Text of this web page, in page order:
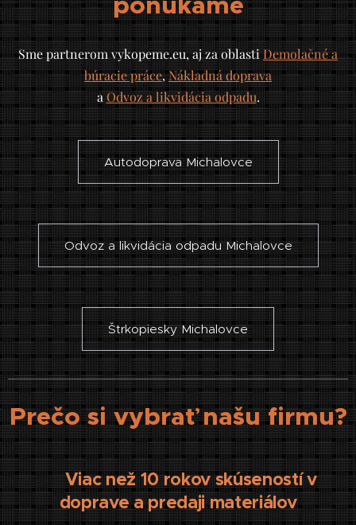
Sme partnerom vykopeme.eu, aj za oblastiDemolačné a
búracie práce,Nákladná doprava
aOdvoz a likvidácia odpadu.
Autodoprava Michalovce
Odvoz a likvidácia odpadu Michalovce
Štrkopiesky Michalovce
Prečo si vybrať našu firmu?
✅Viac než 10 rokov skúseností v
doprave a predaji materiálov